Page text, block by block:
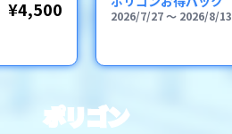
¥4,500 2026/7/27〜 2026/8/13
ポリゴン